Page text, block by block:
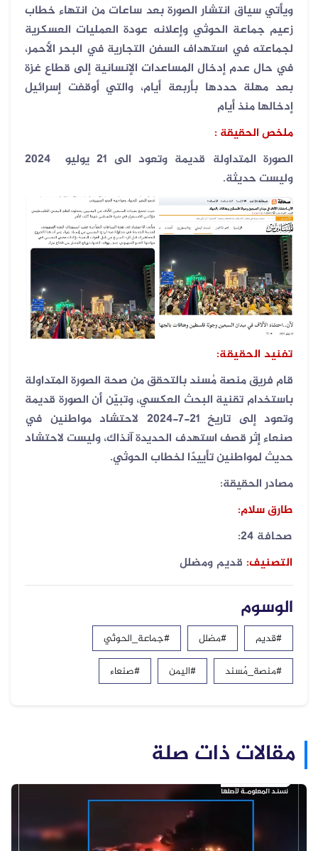
ويأتي سياق انتشار الصورة بعد ساعات من انتهاء خطاب
زعيم جماعة الحوثي وإعلانه عودة العمليات العسكرية
لجماعته في استهداف السفن التجارية في البحر الأحمر،
في حال عدم إدخال المساعدات الإنسانية إلى قطاع غزة
بعد مهلة حددها بأربعة أيام، والتي أوقفت إسرائيل
إدخالها منذ أيام
ملخص الحقيقة :
الصورة المتداولة قديمة وتعود الى 21 يوليو 2024
وليست حديثة.
تفنيد الحقيقة:
قام فريق منصة مُسند بالتحقق من صحة الصورة المتداولة
باستخدام تقنية البحث العكسي، وتبيّن أن الصورة قديمة
وتعود إلى تاريخ 21-7-2024 لاحتشاد مواطنين في
صنعاء إثر قصف استهدف الحديدة آنذاك، وليست لاحتشاد
حديث لمواطنين تأييدًا لخطاب الحوثي.
مصادر الحقيقة:
طارق سلام:
صحافة 24:
التصنيف: قديم ومضلل
الوسوم
#قديم #مضلل
#جماعة_الحوثي
#منصة_مُسند
#اليمن #صنعاء
مقالات ذات صلة